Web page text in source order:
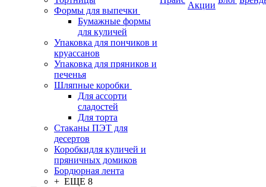
Формы для выпечки
Бумажные формы
для куличей
Упаковка для пончиков и
круассанов
Упаковка для пряников и
печенья
Шляпные коробки
Для ассорти
сладостей
Для торта
Стаканы ПЭТ для
десертов
Коробкидля куличей и
пряничных домиков
Бордюрная лента
+ ЕЩЕ 8
Акции